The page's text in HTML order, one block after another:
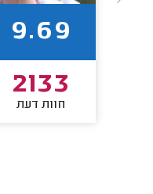
9.69
2133
חוות דעת